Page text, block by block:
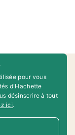
pour vous
d'Hachette
désinscrire à tout
ici.